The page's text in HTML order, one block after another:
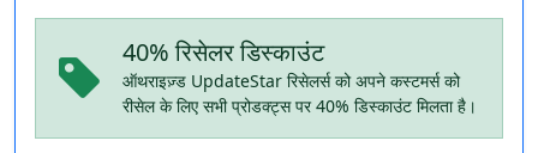
40% रिसेलर डिस्काउंट
ऑथराइज़्ड UpdateStar रिसेलर्स को अपने कस्टमर्स को
रीसेल के लिए सभी प्रोडक्ट्स पर 40% डिस्काउंट मिलता है।